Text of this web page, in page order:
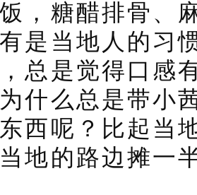
，糖醋排骨、
是当地人的习
总是觉得口感
什么总是带小
西呢？比起当
地的路边摊一